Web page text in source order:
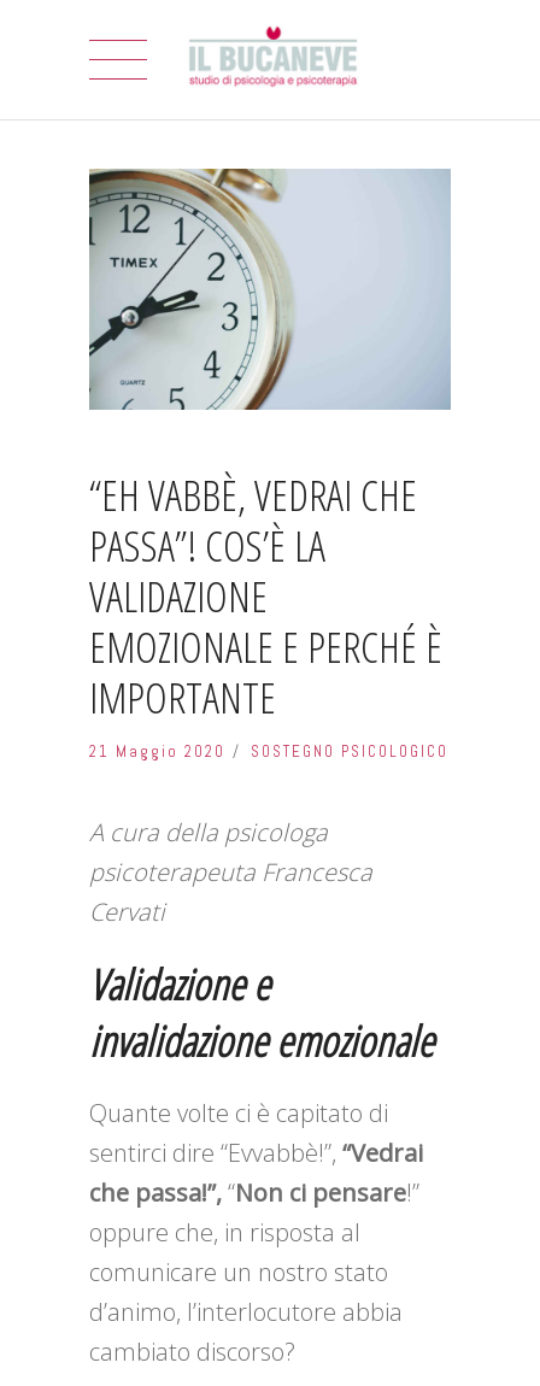
“EH VABBÈ, VEDRAI CHE
PASSA”! COS’È LA
VALIDAZIONE
EMOZIONALE E PERCHÉ È
IMPORTANTE
21 Maggio 2020 SOSTEGNO PSICOLOGICO
A cura della psicologa
psicoterapeuta Francesca
Cervati
Validazione e
invalidazione emozionale
Quante volte ci è capitato di
sentirci dire “Evvabbè!”, “Vedrai
che passa!”,“Non ci pensare!”
oppure che, in risposta al
comunicare un nostro stato
d’animo, l’interlocutore abbia
cambiato discorso?